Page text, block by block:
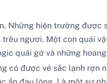
Những hiện trường
ngươi. Một con quái
quái gở và những
có được vẻ sắc lạnh rợn